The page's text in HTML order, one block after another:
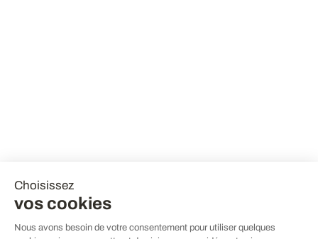
Choisissez
vos cookies
Nous avons besoin de votre consentement pour utiliser quelques